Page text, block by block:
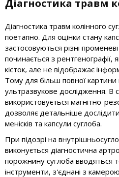
Діагностика травм
Діагностика травм колінного
поетапно. Для оцінки стану
застосовуються різні
починається з рентгенографії,
кісток, але не відображає
Тому для більш повної
ультразвукове дослідження. В
використовується магнітно-
дозволяє детальніше
менісків та капсули суглоба.
При підозрі на
виконується діагностична
порожнину суглоба вводяться
інструменти, з'єднані з